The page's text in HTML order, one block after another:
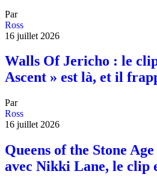
Par
Ross
16 juillet 2026
Walls Of Jericho : le
Ascent » est là, et il
Par
Ross
16 juillet 2026
Queens of the Stone
avec Nikki Lane, le clip